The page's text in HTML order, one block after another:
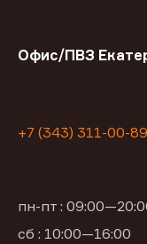
Офис/ПВЗ
+7 (343) 311-00-89
пн-пт :
сб : 10:00—16:00